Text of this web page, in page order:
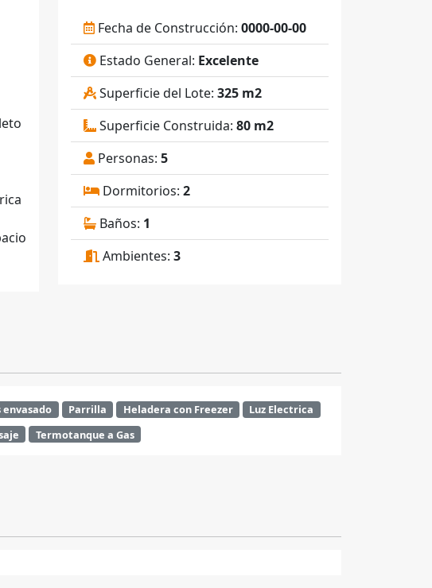
Fecha de Construcción: 0000-00-00
Estado General: Excelente
Superficie del Lote: 325 m2
Superficie Construida: 80 m2
Personas: 5
Dormitorios: 2
Baños: 1
Ambientes: 3
envasado Parrilla Heladera con Freezer
Luz Electrica
Termotanque a Gas